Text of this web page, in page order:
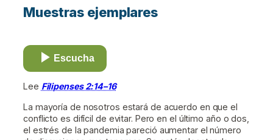
Muestras ejemplares
Escucha
Lee Filipenses 2:14–16
La mayoría de nosotros estará de acuerdo en que el
conflicto es difícil de evitar. Pero en el último año o dos,
el estrés de la pandemia pareció aumentar el número